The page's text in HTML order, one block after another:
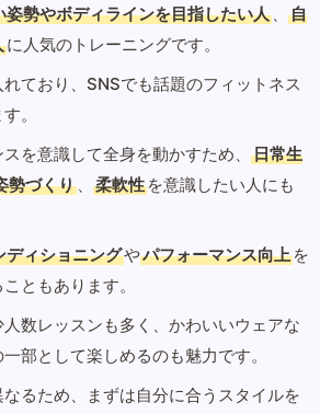
姿勢やボディラインを目指したい人 、
自
に人気のトレーニングです。
ており、SNSでも話題のフィットネス
。
を意識して全身を動かすため、
日常生
勢づくり 、 柔軟性 を意識したい人にも
ディショニングやパフォーマンス向上 を
ともあります。
数レッスンも多く、かわいいウェアな
部として楽しめるのも魅力です。
るため、まずは自分に合うスタイルを